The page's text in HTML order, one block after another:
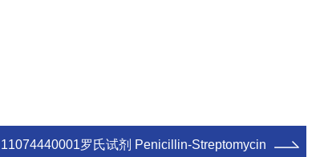
11074440001罗氏试剂 Penicillin-Streptomycin